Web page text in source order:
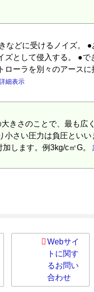
などに受けるノイズ。
ズとして侵入する。 ●で
ーラを別々のアース
細表示
きさのことで、最も広
小さい圧力は負圧とい
します。例3kg/c㎡G。
Webサイ
トに関す
るお問い
合わせ